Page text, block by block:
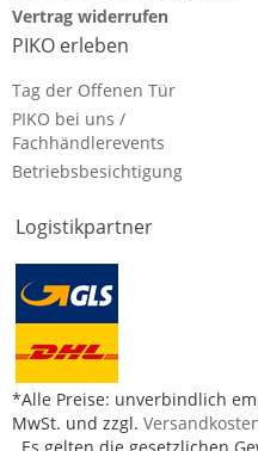
Vertrag widerrufen
PIKO erleben
Tag der Offenen Tür
PIKO bei uns /
Fachhändlerevents
Betriebsbesichtigung
Logistikpartner
*Alle Preise: unverbindlich
MwSt. und zzgl.